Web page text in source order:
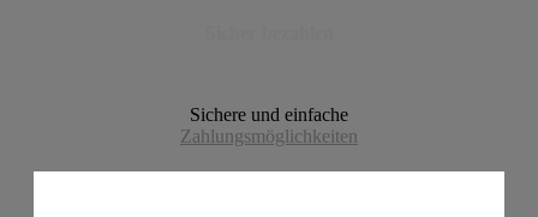
Sichere und einfache
Zahlungsmöglichkeiten